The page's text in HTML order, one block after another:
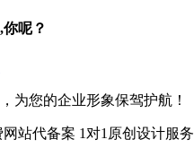
呢？
为您的企业形象保驾护航！
网站代备案 1对1原创设计服务